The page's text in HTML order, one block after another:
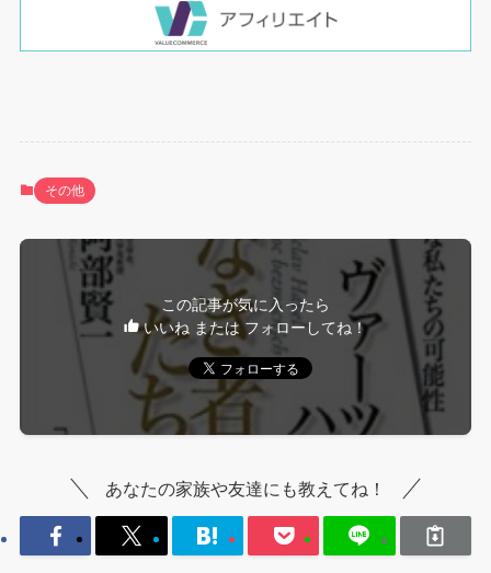
その他
この記事が気に入ったら
いいね または フォローしてね！
あなたの家族や友達にも教えてね！